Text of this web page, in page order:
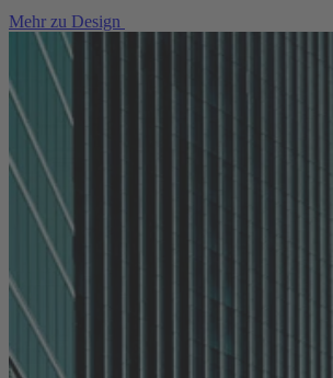
Mehr zu Design